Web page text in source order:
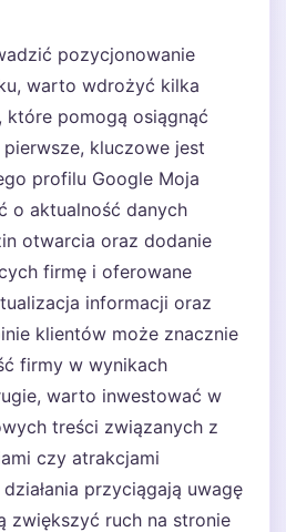
pozycjonowanie
warto wdrożyć kilka
które pomogą osiągnąć
kluczowe jest
profilu Google Moja
o aktualność danych
otwarcia oraz dodanie
firmę i oferowane
informacji oraz
klientów może znacznie
firmy w wynikach
warto inwestować w
treści związanych z
czy atrakcjami
przyciągają uwagę
zwiększyć ruch na stronie